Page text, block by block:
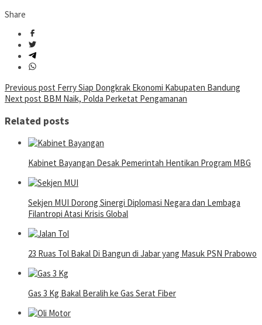
Share
Post
navigation
Previous post Ferry Siap Dongkrak Ekonomi Kabupaten Bandung
Next post BBM Naik, Polda Perketat Pengamanan
Related posts
Kabinet Bayangan Desak Pemerintah Hentikan Program MBG
Sekjen MUI Dorong Sinergi Diplomasi Negara dan Lembaga
Filantropi Atasi Krisis Global
23 Ruas Tol Bakal Di Bangun di Jabar yang Masuk PSN Prabowo
Gas 3 Kg Bakal Beralih ke Gas Serat Fiber